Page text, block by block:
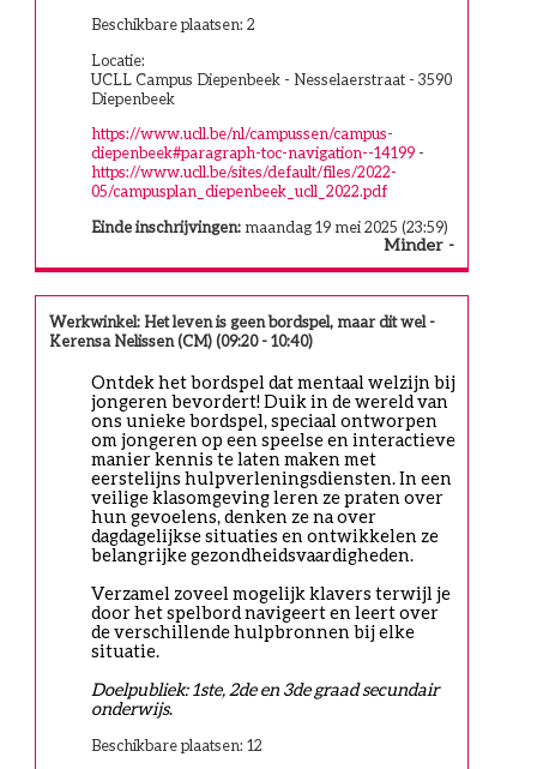
Minder
Beschikbare plaatsen: 2
Locatie:
UCLL Campus Diepenbeek - Nesselaerstraat - 3590
Diepenbeek
https://www.ucll.be/nl/campussen/campus-
diepenbeek#paragraph-toc-navigation--14199-
https://www.ucll.be/sites/default/files/2022-
05/campusplan_diepenbeek_ucll_2022.pdf
Einde inschrijvingen: maandag 19 mei 2025 (23:59)
Werkwinkel: Het leven is geen bordspel, maar dit wel -
Kerensa Nelissen (CM) (09:20 - 10:40)
Ontdek het bordspel dat mentaal welzijn bij
jongeren bevordert! Duik in de wereld van
ons unieke bordspel, speciaal ontworpen
om jongeren op een speelse en interactieve
manier kennis te laten maken met
eerstelijns hulpverleningsdiensten. In een
veilige klasomgeving leren ze praten over
hun gevoelens, denken ze na over
dagdagelijkse situaties en ontwikkelen ze
belangrijke gezondheidsvaardigheden.
Verzamel zoveel mogelijk klavers terwijl je
door het spelbord navigeert en leert over
de verschillende hulpbronnen bij elke
situatie.
Doelpubliek: 1ste, 2de en 3de graad secundair
onderwijs.
Beschikbare plaatsen: 12